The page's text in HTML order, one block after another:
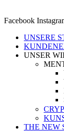
Facebook
UNSERE
UNSER
THE NEW